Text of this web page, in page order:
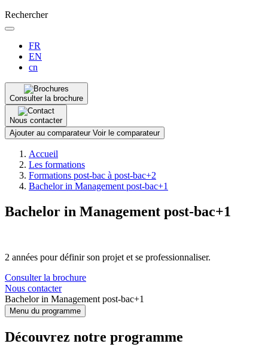
Rechercher
FR
EN
cn
Consulter la brochure
Nous contacter
Ajouter au comparateur Voir le comparateur
d'Ariane
Accueil
Les formations
Formations post-bac à post-bac+2
Bachelor in Management post-bac+1
Bachelor in Management post-bac+1
2 années pour définir son projet et se professionnaliser.
Consulter la brochure
Nous contacter
Bachelor in Management post-bac+1
Menu du programme
Découvrez notre programme